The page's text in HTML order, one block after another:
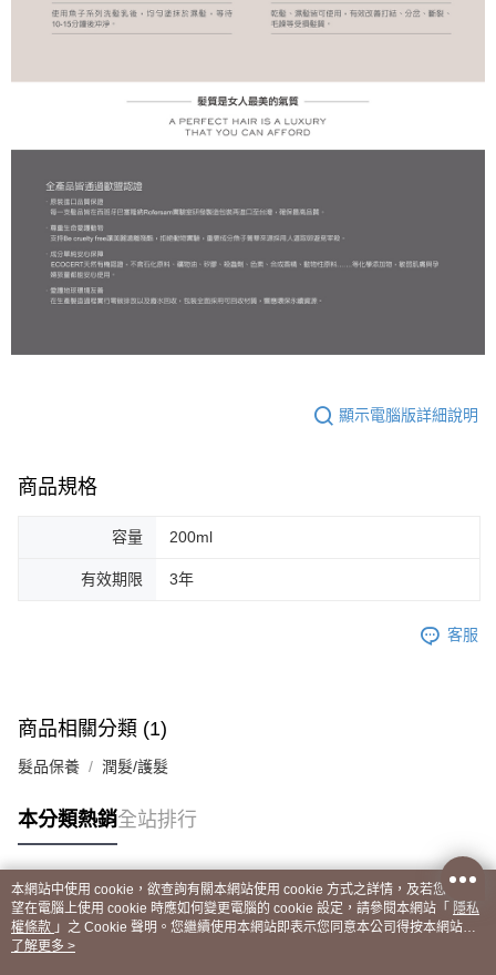
顯示電腦版詳細說明
商品規格
容量 200ml
有效期限 3年
客服
商品相關分類 (1)
髮品保養 潤髮/護髮
本分類熱銷全站排行
熱門標籤
本網站中使用 cookie，欲查詢有關本網站使用 cookie 方式之詳情，及若您不希
望在電腦上使用 cookie 時應如何變更電腦的 cookie 設定，請參閱本網站「 隱私
權條款 」之 Cookie 聲明。您繼續使用本網站即表示您同意本公司得按本網站使
用條款之 Cookie 聲明使用 cookie。
了解更多 >